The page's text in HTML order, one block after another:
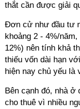
thắt cần được giải
Đơn cử như đầu tư
khoảng 2 - 4%/
12%) nên tính khả
thiếu vốn dài hạn
hiện nay chủ yếu là
Bên cạnh đó, nhà ở
cho thuê vì nhiều